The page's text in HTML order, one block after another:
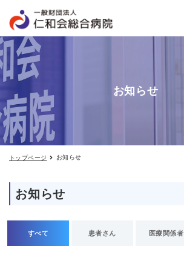
せ
お知らせ
トップページ お知らせ
お知らせ
すべて 患者さん 医療関係者